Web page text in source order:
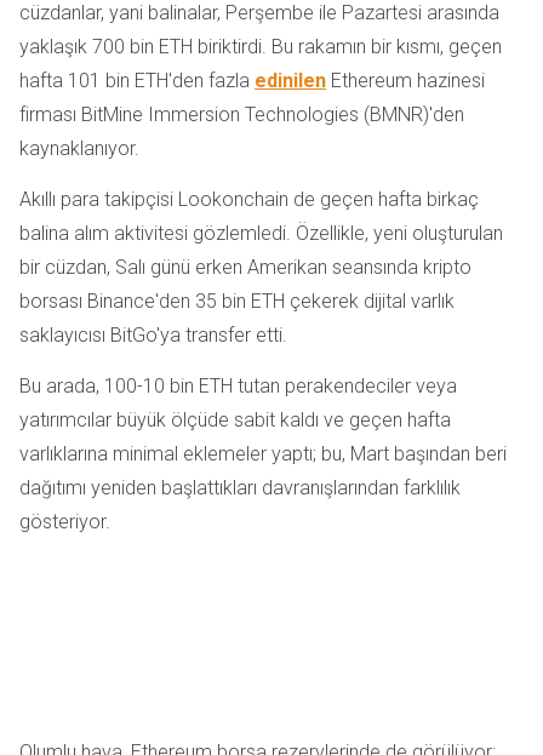
cüzdanlar, yani balinalar, Perşembe ile Pazartesi arasında
yaklaşık 700 bin ETH biriktirdi. Bu rakamın bir kısmı, geçen
hafta 101 bin ETH'den fazla edinilen Ethereum hazinesi
firması BitMine Immersion Technologies (BMNR)'den
kaynaklanıyor.
Akıllı para takipçisi Lookonchain de geçen hafta birkaç
balina alım aktivitesi gözlemledi. Özellikle, yeni oluşturulan
bir cüzdan, Salı günü erken Amerikan seansında kripto
borsası Binance'den 35 bin ETH çekerek dijital varlık
saklayıcısı BitGo'ya transfer etti.
Bu arada, 100-10 bin ETH tutan perakendeciler veya
yatırımcılar büyük ölçüde sabit kaldı ve geçen hafta
varlıklarına minimal eklemeler yaptı; bu, Mart başından beri
dağıtımı yeniden başlattıkları davranışlarından farklılık
gösteriyor.